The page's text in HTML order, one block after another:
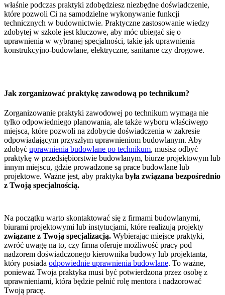
właśnie podczas praktyki zdobędziesz niezbędne doświadczenie,
które pozwoli Ci na samodzielne wykonywanie funkcji
technicznych w budownictwie. Praktyczne zastosowanie wiedzy
zdobytej w szkole jest kluczowe, aby móc ubiegać się o
uprawnienia w wybranej specjalności, takie jak uprawnienia
konstrukcyjno-budowlane, elektryczne, sanitarne czy drogowe.
Jak zorganizować praktykę zawodową po technikum?
Zorganizowanie praktyki zawodowej po technikum wymaga nie
tylko odpowiedniego planowania, ale także wyboru właściwego
miejsca, które pozwoli na zdobycie doświadczenia w zakresie
odpowiadającym przyszłym uprawnieniom budowlanym. Aby
zdobyć uprawnienia budowlane po technikum, musisz odbyć
praktykę w przedsiębiorstwie budowlanym, biurze projektowym lub
innym miejscu, gdzie prowadzone są prace budowlane lub
projektowe. Ważne jest, aby praktyka była związana bezpośrednio
z Twoją specjalnością.
Na początku warto skontaktować się z firmami budowlanymi,
biurami projektowymi lub instytucjami, które realizują projekty
związane z Twoją specjalizacją. Wybierając miejsce praktyki,
zwróć uwagę na to, czy firma oferuje możliwość pracy pod
nadzorem doświadczonego kierownika budowy lub projektanta,
który posiada odpowiednie uprawnienia budowlane. To ważne,
ponieważ Twoja praktyka musi być potwierdzona przez osobę z
uprawnieniami, która będzie pełnić rolę mentora i nadzorować
Twoją pracę.